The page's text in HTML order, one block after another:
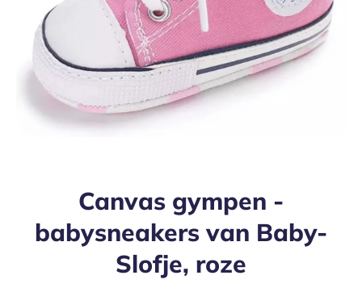
Canvas gympen -
babysneakers van Baby-
Slofje, roze